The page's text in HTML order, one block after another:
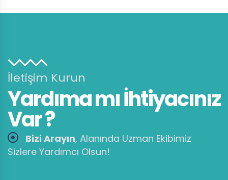
İletişim Kurun
Yardıma mı İhtiyacınız
Var ?
Bizi Arayın, Alanında Uzman Ekibimiz
Sizlere Yardımcı Olsun!